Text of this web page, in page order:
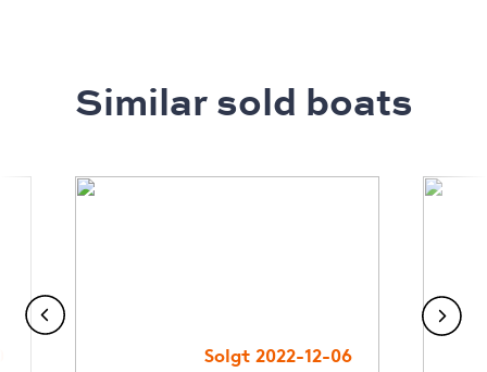
Similar sold boats
Solgt 2022-12-06